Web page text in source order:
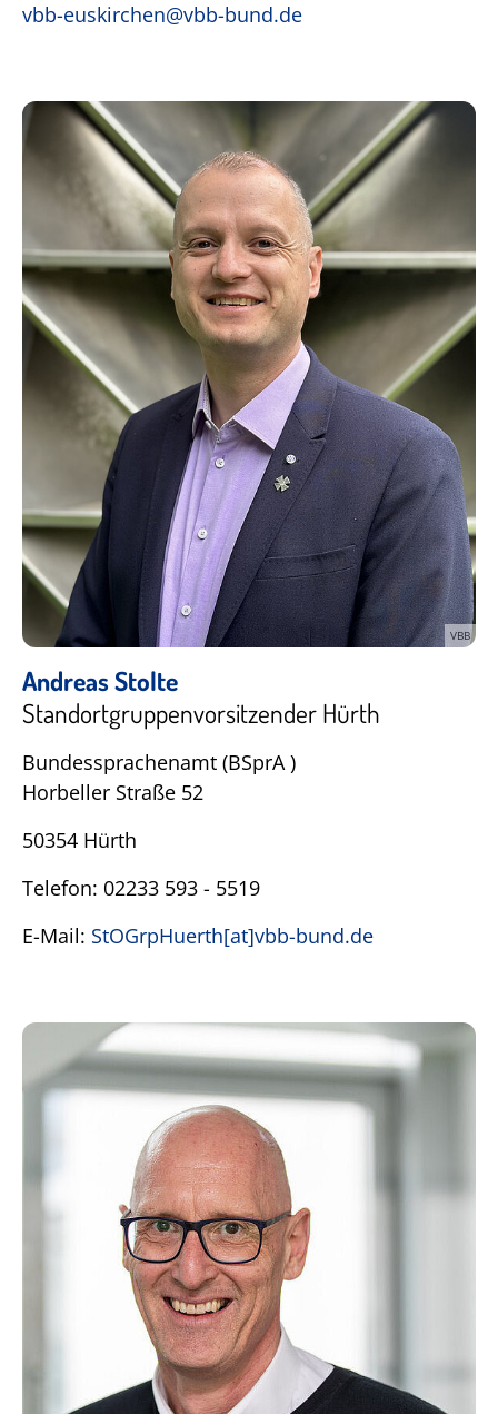
vbb-euskirchen@vbb-bund.de
VBB
Andreas Stolte
Standortgruppenvorsitzender Hürth
Bundessprachenamt (BSprA )
Horbeller Straße 52
50354 Hürth
Telefon: 02233 593 - 5519
E-Mail: StOGrpHuerth[at]vbb-bund.de